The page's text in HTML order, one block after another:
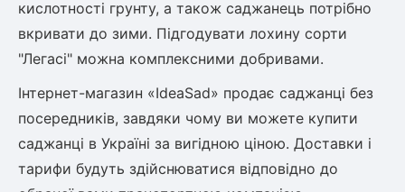
кислотності грунту, а також саджанець потрібно
вкривати до зими. Підгодувати лохину сорти
"Легасі" можна комплексними добривами.
Інтернет-магазин «IdeaSad» продає саджанці без
посередників, завдяки чому ви можете купити
саджанці в Україні за вигідною ціною. Доставки і
тарифи будуть здійснюватися відповідно до